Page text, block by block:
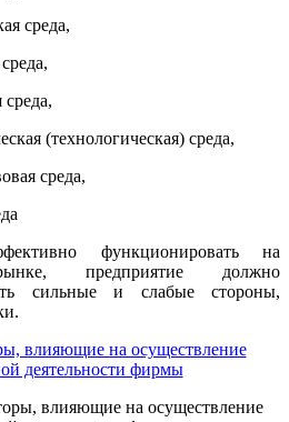
среда,
среда,
(технологическая) среда,
среда,
функционировать на
предприятие должно
сильные и слабые стороны,
влияющие на осуществление